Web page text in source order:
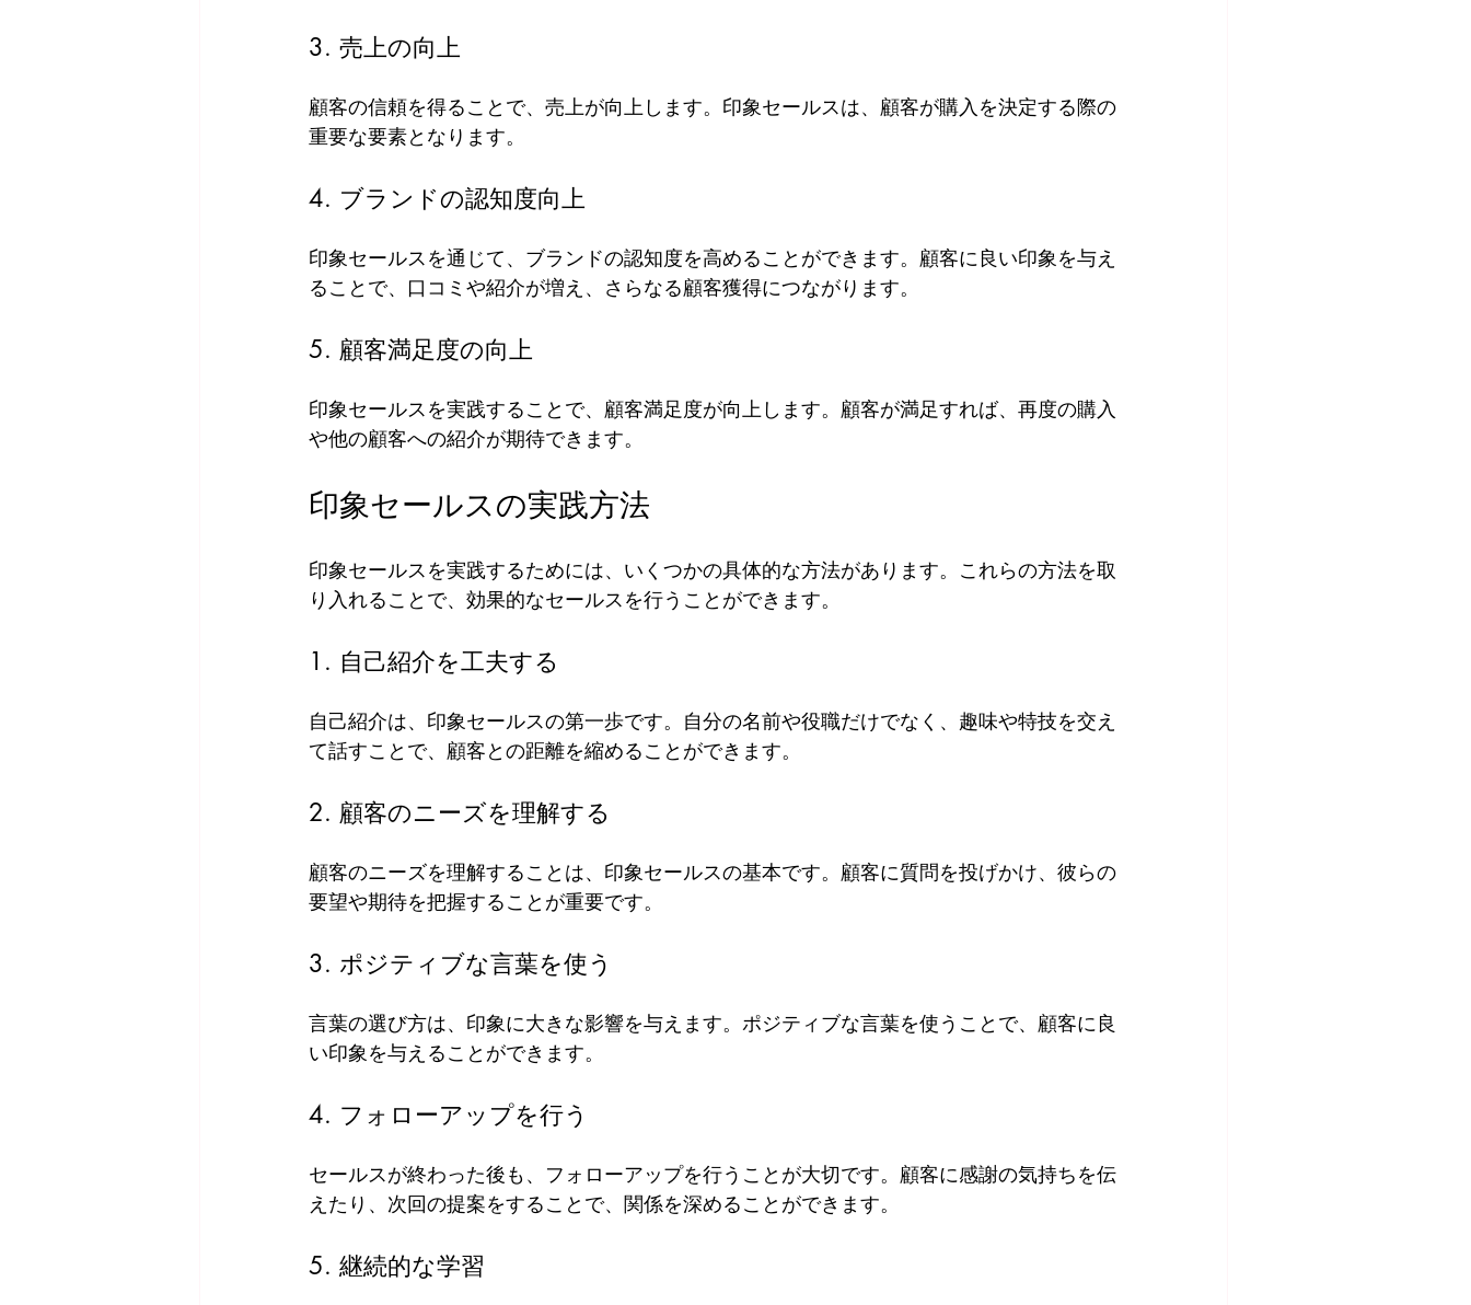
3. 売上の向上
顧客の信頼を得ることで、売上が向上します。印象セールスは、顧客が購入を決定する際の
重要な要素となります。
4. ブランドの認知度向上
印象セールスを通じて、ブランドの認知度を高めることができます。顧客に良い印象を与え
ることで、口コミや紹介が増え、さらなる顧客獲得につながります。
5. 顧客満足度の向上
印象セールスを実践することで、顧客満足度が向上します。顧客が満足すれば、再度の購入
や他の顧客への紹介が期待できます。
印象セールスの実践方法
印象セールスを実践するためには、いくつかの具体的な方法があります。これらの方法を取
り入れることで、効果的なセールスを行うことができます。
1. 自己紹介を工夫する
自己紹介は、印象セールスの第一歩です。自分の名前や役職だけでなく、趣味や特技を交え
て話すことで、顧客との距離を縮めることができます。
2. 顧客のニーズを理解する
顧客のニーズを理解することは、印象セールスの基本です。顧客に質問を投げかけ、彼らの
要望や期待を把握することが重要です。
3. ポジティブな言葉を使う
言葉の選び方は、印象に大きな影響を与えます。ポジティブな言葉を使うことで、顧客に良
い印象を与えることができます。
4. フォローアップを行う
セールスが終わった後も、フォローアップを行うことが大切です。顧客に感謝の気持ちを伝
えたり、次回の提案をすることで、関係を深めることができます。
5. 継続的な学習